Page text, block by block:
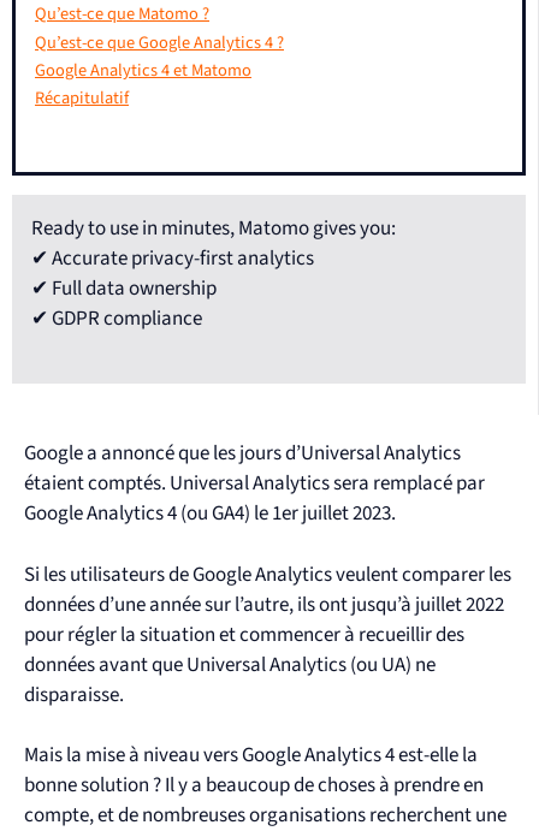
Qu’est-ce que Matomo ?
Qu’est-ce que Google Analytics 4 ?
Google Analytics 4 et Matomo
Récapitulatif
Ready to use in minutes, Matomo gives you:
✔ Accurate privacy-first analytics
✔ Full data ownership
✔ GDPR compliance
Google a annoncé que les jours d’Universal Analytics
étaient comptés. Universal Analytics sera remplacé par
Google Analytics 4 (ou GA4) le 1er juillet 2023.
Si les utilisateurs de Google Analytics veulent comparer les
données d’une année sur l’autre, ils ont jusqu’à juillet 2022
pour régler la situation et commencer à recueillir des
données avant que Universal Analytics (ou UA) ne
disparaisse.
Mais la mise à niveau vers Google Analytics 4 est-elle la
bonne solution ? Il y a beaucoup de choses à prendre en
compte, et de nombreuses organisations recherchent une